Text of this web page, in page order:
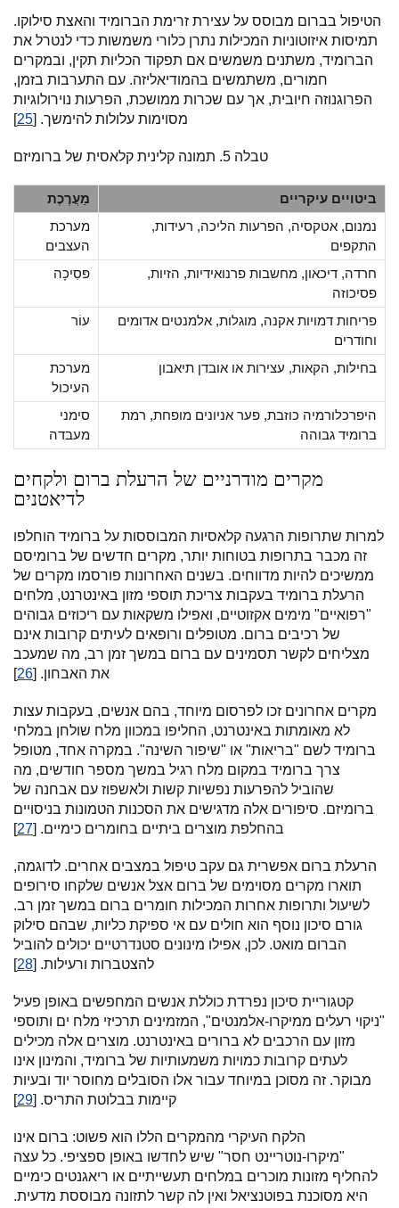
הטיפול בברום מבוסס על עצירת זרימת הברומיד והאצת סילוקו.
תמיסות איזוטוניות המכילות נתרן כלורי משמשות כדי לנטרל את
הברומיד, משתנים משמשים אם תפקוד הכליות תקין, ובמקרים
חמורים, משתמשים בהמודיאליזה. עם התערבות בזמן,
הפרוגנוזה חיובית, אך עם שכרות ממושכת, הפרעות נוירולוגיות
מסוימות עלולות להימשך. [25
]
טבלה 5. תמונה קלינית קלאסית של ברומיזם
מַעֲרֶכֶת
ביטויים עיקריים
מערכת
העצבים
נמנום, אטקסיה, הפרעות הליכה, רעידות,
התקפים
פּסִיכָה
חרדה, דיכאון, מחשבות פרנואידיות, הזיות,
פסיכוזה
עוֹר
פריחות דמויות אקנה, מוגלות, אלמנטים אדומים
וחודרים
מערכת
העיכול
בחילות, הקאות, עצירות או אובדן תיאבון
סימני
מעבדה
היפרכלורמיה כוזבת, פער אניונים מופחת, רמת
ברומיד גבוהה
מקרים מודרניים של הרעלת ברום ולקחים
לדיאטנים
למרות שתרופות הרגעה קלאסיות המבוססות על ברומיד הוחלפו
זה מכבר בתרופות בטוחות יותר, מקרים חדשים של ברומיסם
ממשיכים להיות מדווחים. בשנים האחרונות פורסמו מקרים של
הרעלת ברומיד בעקבות צריכת תוספי מזון באינטרנט, מלחים
"רפואיים" מימים אקזוטיים, ואפילו משקאות עם ריכוזים גבוהים
של רכיבים ברום. מטופלים ורופאים לעיתים קרובות אינם
מצליחים לקשר תסמינים עם ברום במשך זמן רב, מה שמעכב
את האבחון. [26
]
מקרים אחרונים זכו לפרסום מיוחד, בהם אנשים, בעקבות עצות
לא מאומתות באינטרנט, החליפו במכוון מלח שולחן במלחי
ברומיד לשם "בריאות" או "שיפור השינה". במקרה אחד, מטופל
צרך ברומיד במקום מלח רגיל במשך מספר חודשים, מה
שהוביל להפרעות נפשיות קשות ולאשפוז עם אבחנה של
ברומיזם. סיפורים אלה מדגישים את הסכנות הטמונות בניסויים
בהחלפת מוצרים ביתיים בחומרים כימיים. [27
]
הרעלת ברום אפשרית גם עקב טיפול במצבים אחרים. לדוגמה,
תוארו מקרים מסוימים של ברום אצל אנשים שלקחו סירופים
לשיעול ותרופות אחרות המכילות חומרים ברום במשך זמן רב.
גורם סיכון נוסף הוא חולים עם אי ספיקת כליות, שבהם סילוק
הברום מואט. לכן, אפילו מינונים סטנדרטיים יכולים להוביל
להצטברות ורעילות. [28
]
קטגוריית סיכון נפרדת כוללת אנשים המחפשים באופן פעיל
"ניקוי רעלים ממיקרו-אלמנטים", המזמינים תרכיזי מלח ים ותוספי
מזון עם הרכבים לא ברורים באינטרנט. מוצרים אלה מכילים
לעתים קרובות כמויות משמעותיות של ברומיד, והמינון אינו
מבוקר. זה מסוכן במיוחד עבור אלו הסובלים מחוסר יוד ובעיות
קיימות בבלוטת התריס. [29
]
הלקח העיקרי מהמקרים הללו הוא פשוט: ברום אינו
"מיקרו-נוטריינט חסר" שיש לחדשו באופן ספציפי. כל עצה
להחליף מזונות מוכרים במלחים תעשייתיים או ריאגנטים כימיים
היא מסוכנת בפוטנציאל ואין לה קשר לתזונה מבוססת מדעית.